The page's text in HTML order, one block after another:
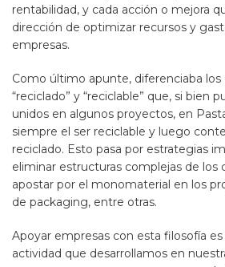
rentabilidad, y cada acción o mejora
dirección de optimizar recursos y
empresas.
Como último apunte, diferenciaba
“reciclado” y “reciclable” que, si bien
unidos en algunos proyectos, en
siempre el ser reciclable y luego
reciclado. Esto pasa por estrategias
eliminar estructuras complejas de los
apostar por el monomaterial en los
de packaging, entre otras.
Apoyar empresas con esta filosofía
actividad que desarrollamos en